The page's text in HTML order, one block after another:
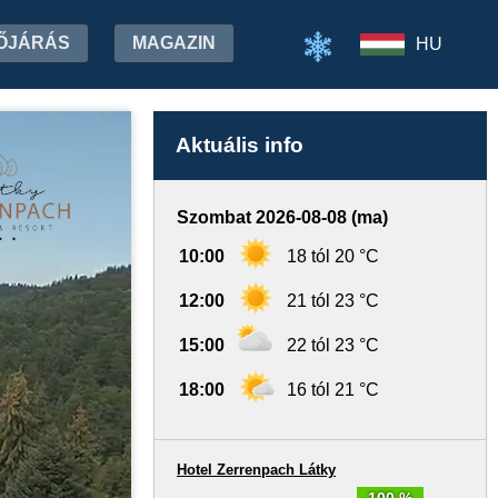
MAGAZIN HU
Aktuális info
Szombat 2026-08-08 (ma)
10:00 18 tól 20 °C
12:00 21 tól 23 °C
15:00 22 tól 23 °C
18:00 16 tól 21 °C
Hotel Zerrenpach Látky